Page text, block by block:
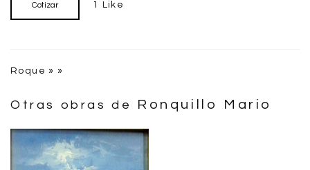
Cotizar 1 Like
Roque » »
Otras obras de Ronquillo Mario